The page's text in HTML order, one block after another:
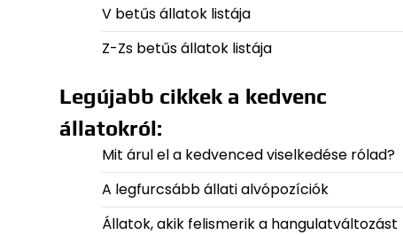
V betűs állatok listája
Z-Zs betűs állatok listája
Legújabb cikkek a kedvenc
állatokról:
Mit árul el a kedvenced viselkedése rólad?
A legfurcsább állati alvópozíciók
Állatok, akik felismerik a hangulatváltozást